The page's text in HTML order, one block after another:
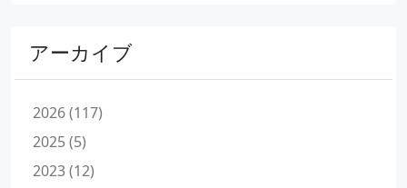
アーカイブ
2026 (117)
2025 (5)
2023 (12)